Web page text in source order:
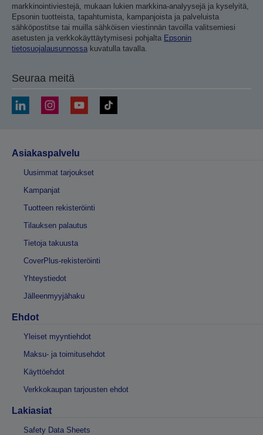
markkinointiviestejä, mukaan lukien markkina-analyysejä ja kyselyitä,
Epsonin tuotteista, tapahtumista, kampanjoista ja palveluista
sähköpostitse tai muilla sähköisen viestinnän tavoilla valitsemiesi
asetusten ja verkkokäyttäytymisesi pohjalta Epsonin
tietosuojalausunnossa kuvatulla tavalla.
Seuraa meitä
Asiakaspalvelu
Uusimmat tarjoukset
Kampanjat
Tuotteen rekisteröinti
Tilauksen palautus
Tietoja takuusta
CoverPlus-rekisteröinti
Yhteystiedot
Jälleenmyyjähaku
Ehdot
Yleiset myyntiehdot
Maksu- ja toimitusehdot
Käyttöehdot
Verkkokaupan tarjousten ehdot
Lakiasiat
Safety Data Sheets